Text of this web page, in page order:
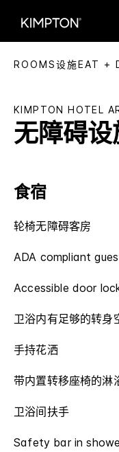
ROOMS设施EAT +
KIMPTON HOTEL
无障碍设
食宿
轮椅无障碍客房
ADA compliant
Accessible door
卫浴内有足够的转身
手持花洒
带内置转移座椅的淋
卫浴间扶手
Safety bar in